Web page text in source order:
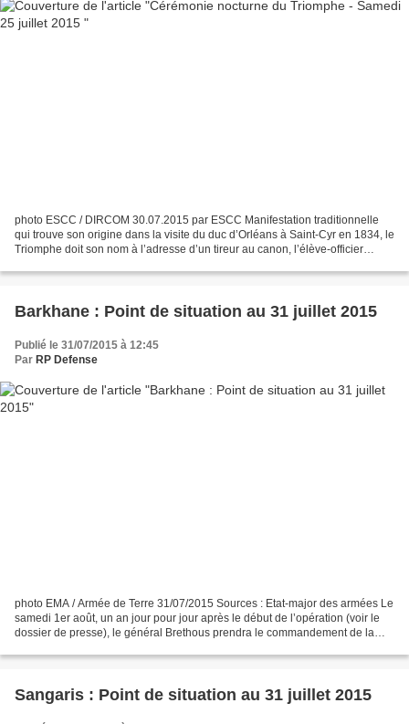
photo ESCC / DIRCOM 30.07.2015 par ESCC Manifestation traditionnelle
qui trouve son origine dans la visite du duc d’Orléans à Saint-Cyr en 1834, le
Triomphe doit son nom à l’adresse d’un tireur au canon, l’élève-officier
Barkhane : Point de situation au 31 juillet 2015
Publié le 31/07/2015 à 12:45
Par RP Defense
photo EMA / Armée de Terre 31/07/2015 Sources : Etat-major des armées Le
samedi 1er août, un an jour pour jour après le début de l’opération (voir le
dossier de presse), le général Brethous prendra le commandement de la
Sangaris : Point de situation au 31 juillet 2015